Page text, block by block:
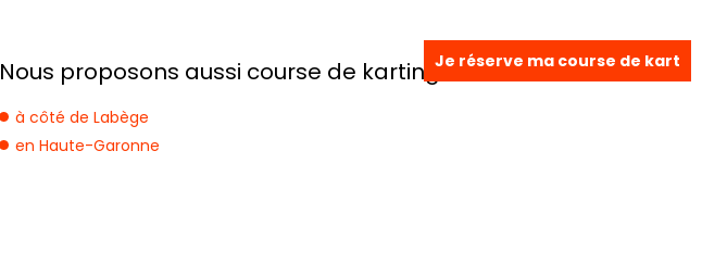
Nous proposons aussi course de karting à :
à côté de Labège
en Haute-Garonne
Je réserve ma course de kart